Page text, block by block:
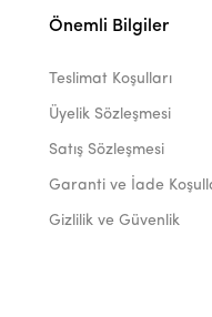
Önemli Bilgiler
Teslimat Koşulları
Üyelik Sözleşmesi
Satış Sözleşmesi
Garanti ve İade
Gizlilik ve Güvenlik